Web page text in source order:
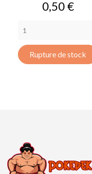
Prix
0,50 €
Rupture de stock